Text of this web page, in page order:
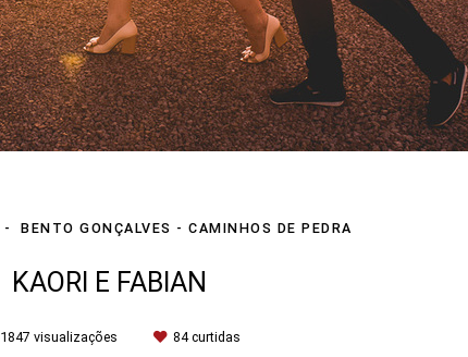
BENTO GONÇALVES - CAMINHOS DE PEDRA
KAORI E FABIAN
1847 visualizações 84curtidas